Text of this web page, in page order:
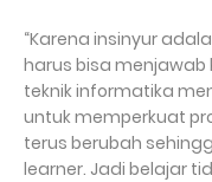
“Karena insinyur
harus bisa menjawab
teknik informatika
untuk memperkuat
terus berubah
learner. Jadi belajar